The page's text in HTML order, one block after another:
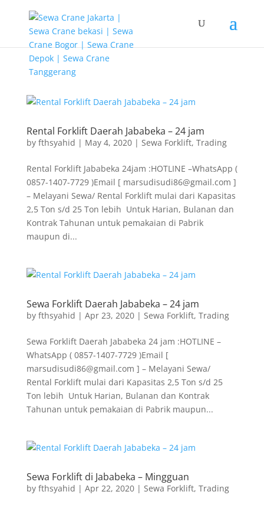
Rental Forklift Daerah Jababeka – 24 jam
by fthsyahid | May 4, 2020| Sewa Forklift, Trading
Rental Forklift Jababeka 24jam :HOTLINE –WhatsApp (
0857-1407-7729 )Email [ marsudisudi86@gmail.com ]
– Melayani Sewa/ Rental Forklift mulai dari Kapasitas
2,5 Ton s/d 25 Ton lebih Untuk Harian, Bulanan dan
Kontrak Tahunan untuk pemakaian di Pabrik
maupun di...
Sewa Forklift Daerah Jababeka – 24 jam
by fthsyahid | Apr 23, 2020| Sewa Forklift, Trading
Sewa Forklift Daerah Jababeka 24 jam :HOTLINE –
WhatsApp ( 0857-1407-7729 )Email [
marsudisudi86@gmail.com ] – Melayani Sewa/
Rental Forklift mulai dari Kapasitas 2,5 Ton s/d 25
Ton lebih Untuk Harian, Bulanan dan Kontrak
Tahunan untuk pemakaian di Pabrik maupun...
Sewa Forklift di Jababeka – Mingguan
by fthsyahid | Apr 22, 2020| Sewa Forklift, Trading